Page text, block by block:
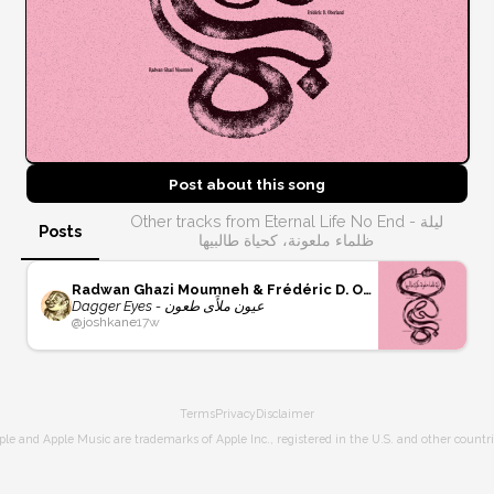
Post about thissong
Posts
Other tracks from Eternal Life No End - ليلة
ظلماء ملعونة، كحياة طالبيها
Radwan Ghazi Moumneh & Frédéric D. Oberland
Dagger Eyes - عيون ملأَى طعون
@joshkane17w
TermsPrivacy Disclaimer
and Apple Music are trademarks of Apple Inc., registered in the U.S. and other